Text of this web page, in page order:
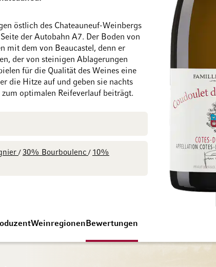
östlich des Chateauneuf-Weinbergs
der Autobahn A7. Der Boden von
mit dem von Beaucastel, denn er
der von steinigen Ablagerungen
für die Qualität des Weines eine
die Hitze auf und geben sie nachts
optimalen Reifeverlauf beiträgt.
/ 30% Bourboulenc/ 10%
Zum Ende der
Weinregionen Bewertungen